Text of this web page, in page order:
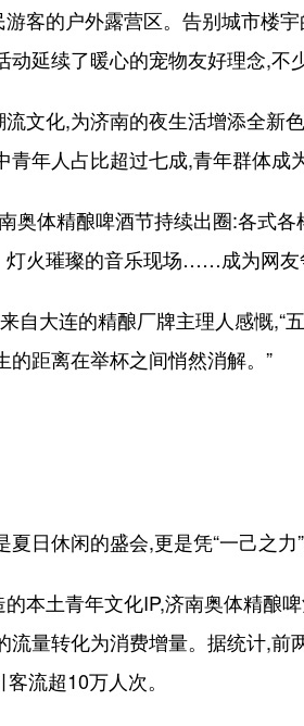
的户外露营区。告别城市楼
延续了暖心的宠物友好理念,不
化,为济南的夜生活增添全新色
年人占比超过七成,青年群体成
体精酿啤酒节持续出圈:各式各
火璀璨的音乐现场……成为网友
大连的精酿厂牌主理人感慨,“
距离在举杯之间悄然消解。”
休闲的盛会,更是凭“一己之力”
土青年文化IP,济南奥体精酿
流量转化为消费增量。据统计,
流超10万人次。